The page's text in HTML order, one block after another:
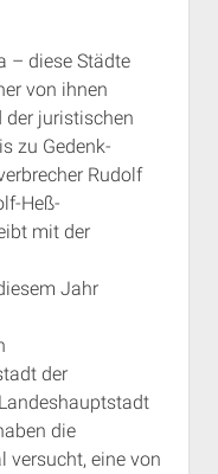
– diese Städte
von ihnen
der juristischen
zu Gedenk-
Rudolf
Heß-
mit der
Jahr
der
die
versucht, eine von